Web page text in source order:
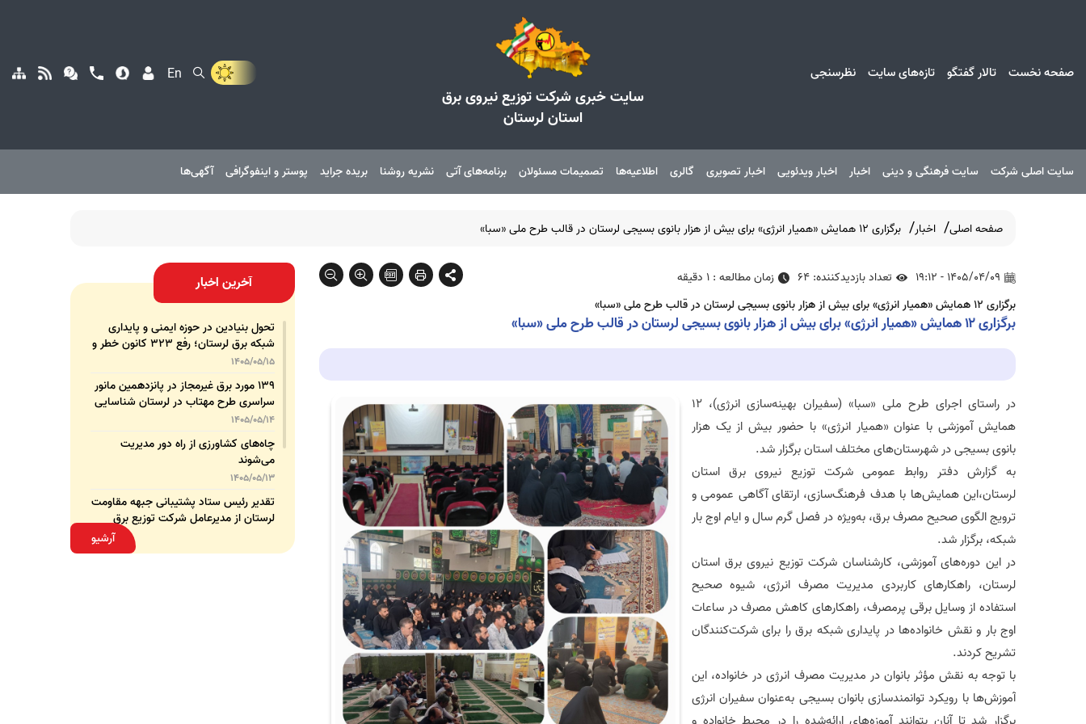
صفحه نخست تالار گفتگو تازه‌های سایت نظرسنجی
سایت خبری شرکت توزیع نیروی برق
استان لرستان
En
سایت اصلی شرکت سایت فرهنگی و دینی اخبار اخبار ویدئویی اخبار تصویری گالری اطلاعیه‌ها تصمیمات مسئولان برنامه‌های آتی نشریه روشنا بریده جراید پوستر و اینفوگرافی آگهی‌ها
صفحه اصلی اخبار برگزاری ۱۲ همایش «همیار انرژی» برای بیش از هزار بانوی بسیجی لرستان در قالب طرح ملی «سبا»
1405/04/09 - 19:12 تعداد بازدیدکننده: 64
زمان مطالعه : 1 دقیقه
برگزاری ۱۲ همایش «همیار انرژی» برای بیش از هزار بانوی بسیجی لرستان در قالب طرح ملی «سبا»
برگزاری ۱۲ همایش «همیار انرژی» برای بیش از هزار بانوی بسیجی لرستان در قالب طرح ملی «سبا»
در راستای اجرای طرح ملی «سبا» (سفیران بهینه‌سازی انرژی)، ۱۲
همایش آموزشی با عنوان «همیار انرژی» با حضور بیش از یک هزار
بانوی بسیجی در شهرستان‌های مختلف استان برگزار شد.
به گزارش دفتر روابط عمومی شرکت توزیع نیروی برق استان
لرستان،این همایش‌ها با هدف فرهنگ‌سازی، ارتقای آگاهی عمومی و
ترویج الگوی صحیح مصرف برق، به‌ویژه در فصل گرم سال و ایام اوج بار
شبکه، برگزار شد.
در این دوره‌های آموزشی، کارشناسان شرکت توزیع نیروی برق استان
لرستان، راهکارهای کاربردی مدیریت مصرف انرژی، شیوه صحیح
استفاده از وسایل برقی پرمصرف، راهکارهای کاهش مصرف در ساعات
اوج بار و نقش خانواده‌ها در پایداری شبکه برق را برای شرکت‌کنندگان
تشریح کردند.
با توجه به نقش مؤثر بانوان در مدیریت مصرف انرژی در خانواده، این
آموزش‌ها با رویکرد توانمندسازی بانوان بسیجی به‌عنوان سفیران انرژی
آخرین اخبار
تحول بنیادین در حوزه ایمنی و پایداری
شبکه برق لرستان؛ رفع ۳۲۳ کانون خطر و
رشد ۳۲۵ درصدی تجهیزات پشتیبان
1405/05/15
۱۳۹ مورد برق غیرمجاز در پانزدهمین مانور
سراسری طرح مهتاب در لرستان شناسایی
و جمع‌آوری شد
1405/05/14
چاه‌های کشاورزی از راه دور مدیریت
می‌شوند
1405/05/13
تقدیر رئیس ستاد پشتیبانی جبهه مقاومت
لرستان از مدیرعامل شرکت توزیع برق
آرشیو